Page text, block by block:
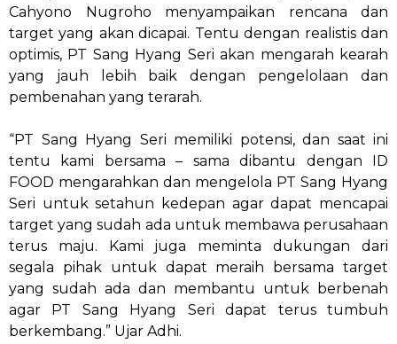
Cahyono Nugroho menyampaikan rencana dan
target yang akan dicapai. Tentu dengan realistis dan
optimis, PT Sang Hyang Seri akan mengarah kearah
yang jauh lebih baik dengan pengelolaan dan
pembenahan yang terarah.
“PT Sang Hyang Seri memiliki potensi, dan saat ini
tentu kami bersama – sama dibantu dengan ID
FOOD mengarahkan dan mengelola PT Sang Hyang
Seri untuk setahun kedepan agar dapat mencapai
target yang sudah ada untuk membawa perusahaan
terus maju. Kami juga meminta dukungan dari
segala pihak untuk dapat meraih bersama target
yang sudah ada dan membantu untuk berbenah
agar PT Sang Hyang Seri dapat terus tumbuh
berkembang.” Ujar Adhi.